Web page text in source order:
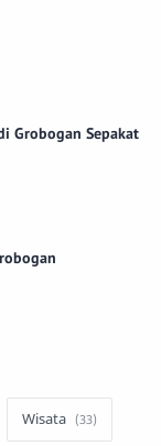
Grobogan Sepakat
Wisata